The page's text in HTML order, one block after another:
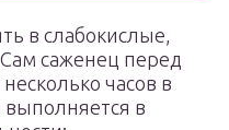
в слабокислые,
саженец перед
часов в
выполняется в